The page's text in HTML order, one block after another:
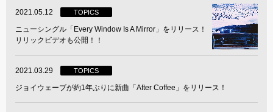
2021.05.12 TOPICS
ニューシングル「Every Window Is A Mirror」をリリース！
リリックビデオも公開！！
2021.03.29 TOPICS
ジョイウェーブが約1年ぶりに新曲「After Coffee」をリリース！